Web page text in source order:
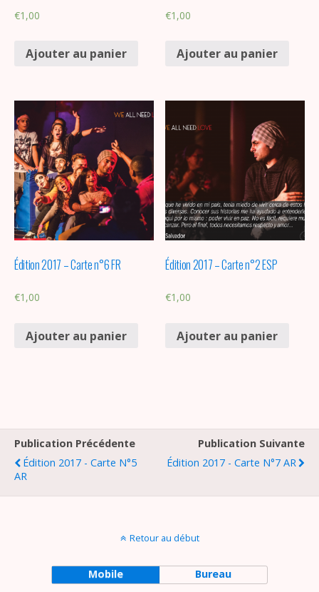
€1,00
Ajouter au panier
€1,00
Ajouter au panier
Édition 2017 – Carte n°6 FR
€1,00
Ajouter au panier
Édition 2017 – Carte n°2 ESP
€1,00
Ajouter au panier
Publication Précédente
Édition 2017 - Carte N°5
AR
Publication Suivante
Édition 2017 - Carte N°7 AR
Retour au début
Mobile Bureau